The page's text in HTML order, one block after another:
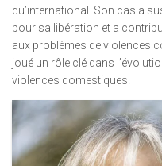
qu’international. Son cas a
pour sa libération et a
aux problèmes de violences
joué un rôle clé dans
violences domestiques.